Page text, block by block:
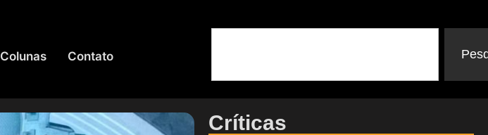
Colunas Contato
Críticas